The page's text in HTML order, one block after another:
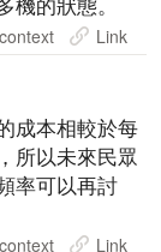
Link
成本相較於每
所以未來民眾
率可以再討
Link